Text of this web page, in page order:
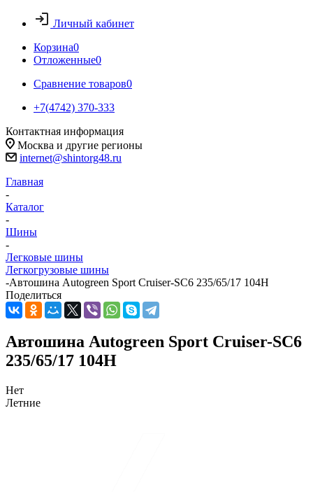
Личный кабинет
Корзина0
Отложенные0
Сравнение товаров0
+7(4742) 370-333
Контактная информация
Москва и другие регионы
internet@shintorg48.ru
Главная
-
Каталог
-
Шины
-
Легковые шины
Легкогрузовые шины
-Автошина Autogreen Sport Cruiser-SC6 235/65/17 104H
Поделиться
Автошина Autogreen Sport Cruiser-SC6
235/65/17 104H
Нет
Летние